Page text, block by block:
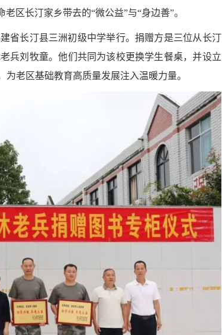
区长汀家乡带去的“微公益”与“身边善”。
省长汀县三洲初级中学举行。捐赠方是三位从长汀
刘牧童。他们共同为该校更换学生餐桌，并设立
老区基础教育高质量发展注入温暖力量。